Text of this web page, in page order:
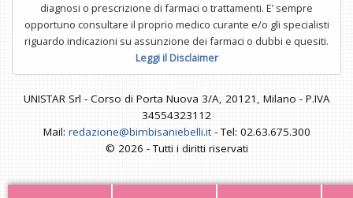
diagnosi o prescrizione di farmaci o trattamenti. E’ sempre
opportuno consultare il proprio medico curante e/o gli specialisti
riguardo indicazioni su assunzione dei farmaci o dubbi e quesiti.
Leggi il Disclaimer
UNISTAR Srl - Corso di Porta Nuova 3/A, 20121, Milano - P.IVA
34554323112
Mail: redazione@bimbisaniebelli.it- Tel: 02.63.675.300
© 2026 - Tutti i diritti riservati